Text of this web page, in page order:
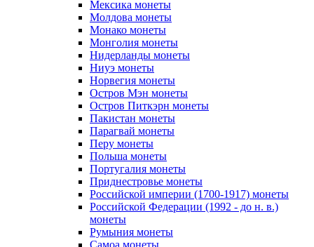
Мексика монеты
Молдова монеты
Монако монеты
Монголия монеты
Нидерланды монеты
Ниуэ монеты
Норвегия монеты
Остров Мэн монеты
Остров Питкэрн монеты
Пакистан монеты
Парагвай монеты
Перу монеты
Польша монеты
Португалия монеты
Приднестровье монеты
Российской империи (1700-1917) монеты
Российской Федерации (1992 - до н. в.)
монеты
Румыния монеты
Самоа монеты